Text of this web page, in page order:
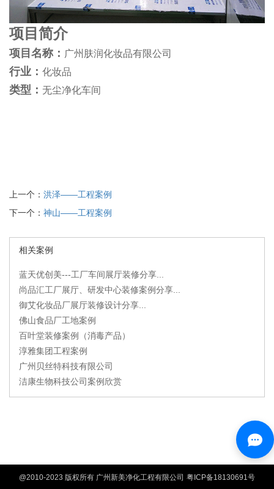
项目简介
项目名称： 广州肤润化妆品有限公司
行业： 化妆品
类型： 无尘净化车间
上一个： 洪泽——工程案例
下一个： 神山——工程案例
相关案例
蓝天优创美---工厂车间展厅装修分享...
尚品汇工厂展厅、研发中心装修案例分享...
御艾化妆品厂展厅装修设计分享...
佛山食品厂工地案例
百叶堂装修案例（消毒产品）
淳雅集团工程案例
广州贝丝特科技有限公司
洁康生物科技公司案例欣赏
@2010-2023 版权所有 广州新美净化工程有限公司 粤ICP备18130691号